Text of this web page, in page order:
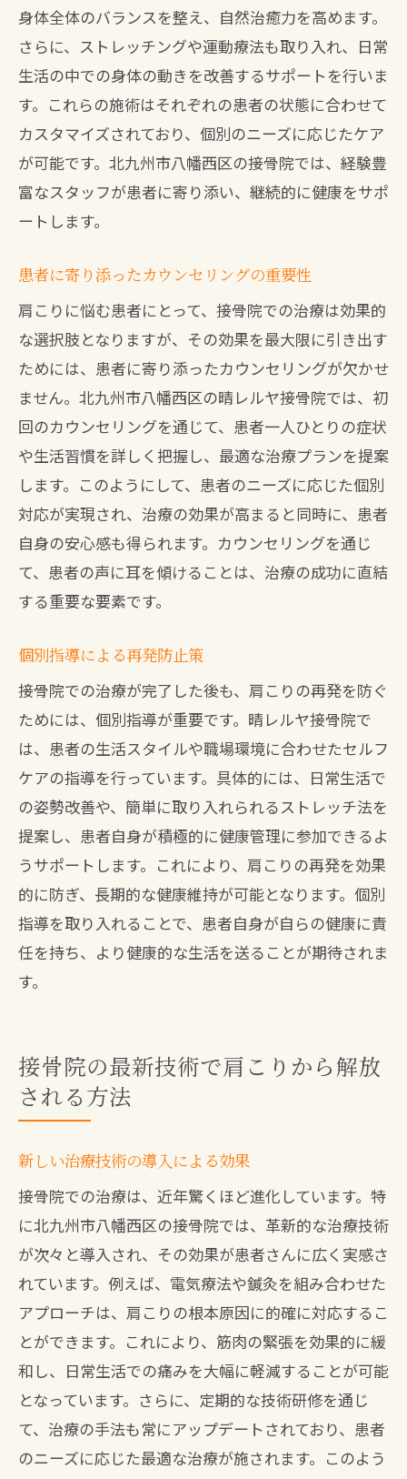
身体全体のバランスを整え、自然治癒力を高めます。
さらに、ストレッチングや運動療法も取り入れ、日常
生活の中での身体の動きを改善するサポートを行いま
す。これらの施術はそれぞれの患者の状態に合わせて
カスタマイズされており、個別のニーズに応じたケア
が可能です。北九州市八幡西区の接骨院では、経験豊
富なスタッフが患者に寄り添い、継続的に健康をサポ
ートします。
患者に寄り添ったカウンセリングの重要性
肩こりに悩む患者にとって、接骨院での治療は効果的
な選択肢となりますが、その効果を最大限に引き出す
ためには、患者に寄り添ったカウンセリングが欠かせ
ません。北九州市八幡西区の晴レルヤ接骨院では、初
回のカウンセリングを通じて、患者一人ひとりの症状
や生活習慣を詳しく把握し、最適な治療プランを提案
します。このようにして、患者のニーズに応じた個別
対応が実現され、治療の効果が高まると同時に、患者
自身の安心感も得られます。カウンセリングを通じ
て、患者の声に耳を傾けることは、治療の成功に直結
する重要な要素です。
個別指導による再発防止策
接骨院での治療が完了した後も、肩こりの再発を防ぐ
ためには、個別指導が重要です。晴レルヤ接骨院で
は、患者の生活スタイルや職場環境に合わせたセルフ
ケアの指導を行っています。具体的には、日常生活で
の姿勢改善や、簡単に取り入れられるストレッチ法を
提案し、患者自身が積極的に健康管理に参加できるよ
うサポートします。これにより、肩こりの再発を効果
的に防ぎ、長期的な健康維持が可能となります。個別
指導を取り入れることで、患者自身が自らの健康に責
任を持ち、より健康的な生活を送ることが期待されま
す。
接骨院の最新技術で肩こりから解放
される方法
新しい治療技術の導入による効果
接骨院での治療は、近年驚くほど進化しています。特
に北九州市八幡西区の接骨院では、革新的な治療技術
が次々と導入され、その効果が患者さんに広く実感さ
れています。例えば、電気療法や鍼灸を組み合わせた
アプローチは、肩こりの根本原因に的確に対応するこ
とができます。これにより、筋肉の緊張を効果的に緩
和し、日常生活での痛みを大幅に軽減することが可能
となっています。さらに、定期的な技術研修を通じ
て、治療の手法も常にアップデートされており、患者
のニーズに応じた最適な治療が施されます。このよう